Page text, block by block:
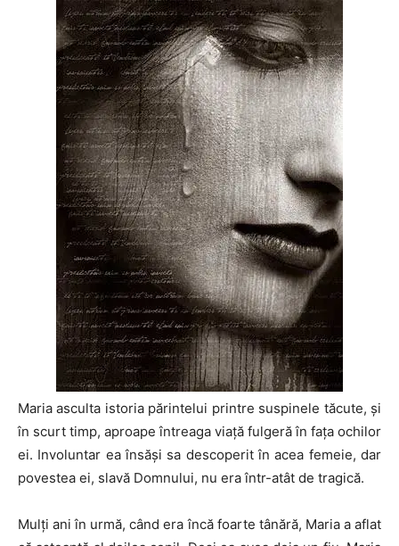
Maria asculta istoria părintelui printre suspinele tăcute, și
în scurt timp, aproape întreaga viață fulgeră în fața ochilor
ei. Involuntar ea însăși sa descoperit în acea femeie, dar
povestea ei, slavă Domnului, nu era într-atât de tragică.
Mulți ani în urmă, când era încă foarte tânără, Maria a aflat